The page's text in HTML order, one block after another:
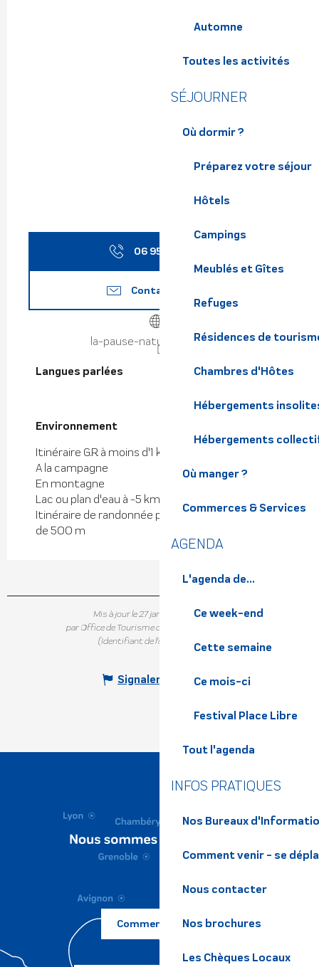
Automne
Toutes les activités
SÉJOURNER
Où dormir ?
Préparez votre séjour
Hôtels
Campings
Meublés et Gîtes
Refuges
Résidences de
Chambres d'Hôtes
Hébergements
Hébergements
Où manger ?
Commerces & Services
AGENDA
L'agenda de...
Ce week-end
Cette semaine
Ce mois-ci
Festival Place Libre
Tout l'agenda
INFOS PRATIQUES
Nos Bureaux
Comment venir - se
Nous contacter
Nos brochures
Les Chèques Locaux
06 95 85 84
Contactez-nous
la-pause-nature.eatbu.com
Langues parlées
Langues parlées
Environnement
Environnement
Itinéraire G.R. à moins d'1 km
A la campagne
En montagne
Lac ou plan d'eau à -5 km
Itinéraire de randonnée pédestre balisé à moins
de 500 m
Mis à jour le 27 janvier 2026 à 15:08
par Office de Tourisme de Belledonne Chartreuse
(Identifiant de l'offre :
Signaler une erreur
Comment venir ?